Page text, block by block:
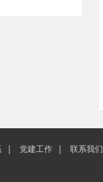
党建工作 联系我们